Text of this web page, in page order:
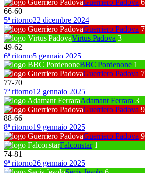
Guerriero Padova 6
66-60
5ª ritorno22 dicembre 2024
Guerriero Padova 7
Virtus Padova 3
49-62
6ª ritorno5 gennaio 2025
BBC Pordenone 1
Guerriero Padova 7
77-70
7ª ritorno12 gennaio 2025
Adamant Ferrara 3
Guerriero Padova 9
88-66
8ª ritorno19 gennaio 2025
Guerriero Padova 9
Falconstar 1
74-81
9ª ritorno26 gennaio 2025